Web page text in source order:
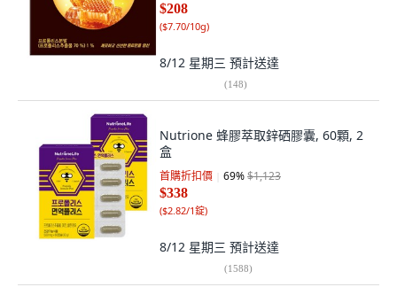
$208
($7.70/10g)
8/12 星期三 預計送達
(148)
Nutrione 蜂膠萃取鋅硒膠囊, 60顆, 2
盒
首購折扣價 69%$1,123
$338
($2.82/1錠)
8/12 星期三 預計送達
(1588)